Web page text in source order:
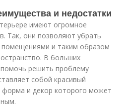
и недостатки
имеют огромное
Так, они позволяют убрать
и таким образом
В больших
решить проблему
собой красивый
форма и декор которого может